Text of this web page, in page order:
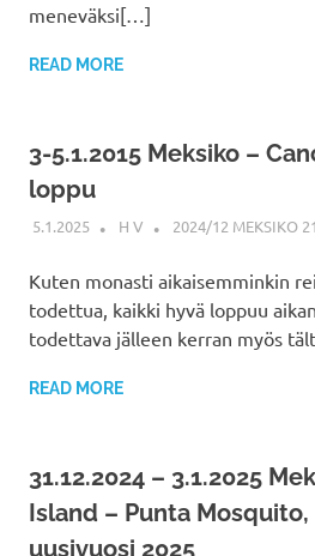
meneväksi[…]
READ MORE
3-5.1.2015 Meksiko –
loppu
5.1.2025 H V 2024/12 MEKSIKO
Kuten monasti aikaisemminkin
todettua, kaikki hyvä loppuu
todettava jälleen kerran myös
READ MORE
31.12.2024 – 3.1.2025
Island – Punta
uusivuosi 2025